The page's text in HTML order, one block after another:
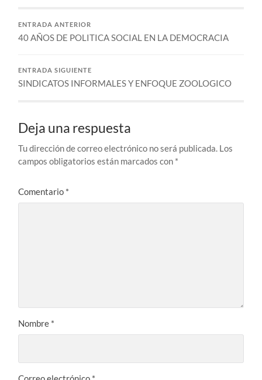
ENTRADA ANTERIOR
40 AÑOS DE POLITICA SOCIAL EN LA DEMOCRACIA
ENTRADA SIGUIENTE
SINDICATOS INFORMALES Y ENFOQUE ZOOLOGICO
Deja una respuesta
Tu dirección de correo electrónico no será publicada. Los
campos obligatorios están marcados con *
Comentario *
Nombre *